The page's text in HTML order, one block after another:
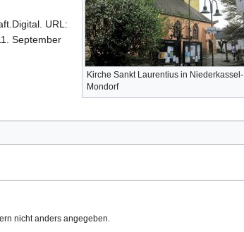
Kirche Sankt Laurentius in Niederkassel-
Mondorf
URL:
September
nicht anders angegeben.